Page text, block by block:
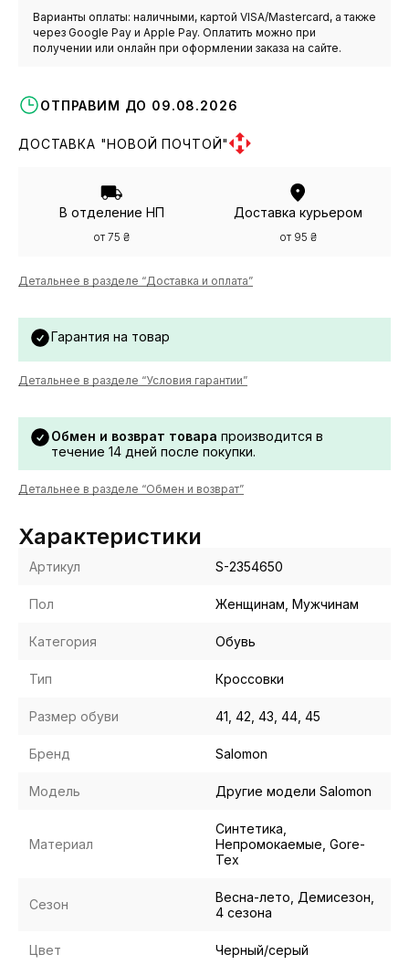
Варианты оплаты: наличными, картой VISA/Mastercard, а также
через Google Pay и Apple Pay. Оплатить можно при
получении или онлайн при оформлении заказа на сайте.
ОТПРАВИМ ДО 09.08.2026
ДОСТАВКА "НОВОЙ ПОЧТОЙ"
В отделение НП
от 75 ₴
Доставка курьером
от 95 ₴
Детальнее в разделе “Доставка и оплата”
Гарантия на товар
Детальнее в разделе “Условия гарантии”
Обмен и возврат товара производится в
течение 14 дней после покупки.
Детальнее в разделе “Обмен и возврат”
Характеристики
Артикул S-2354650
Пол Женщинам, Мужчинам
Категория Обувь
Тип Кроссовки
Размер обуви 41, 42, 43, 44, 45
Бренд Salomon
Модель Другие модели Salomon
Материал
Синтетика,
Непромокаемые, Gore-
Tex
Сезон
Весна-лето, Демисезон,
4 сезона
Цвет Черный/серый